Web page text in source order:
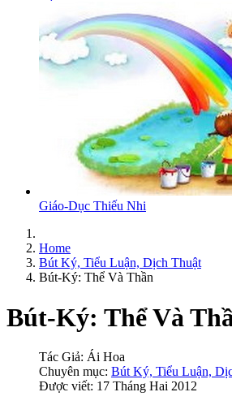
Giáo-Dục Thiếu Nhi
Home
Bút Ký, Tiểu Luận, Dịch Thuật
Bút-Ký: Thể Và Thần
Bút-Ký: Thể Và
Tác Giả: Ái Hoa
Chuyên mục: Bút Ký, Tiểu Luận,
Được viết: 17 Tháng Hai 2012